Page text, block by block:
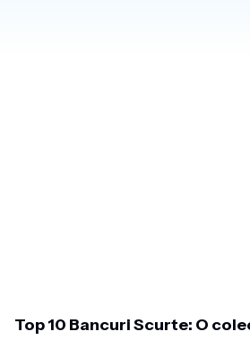
Top 10 Bancuri Scurte: O